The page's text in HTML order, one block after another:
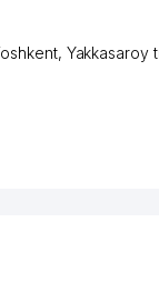
, Yakkasaroy